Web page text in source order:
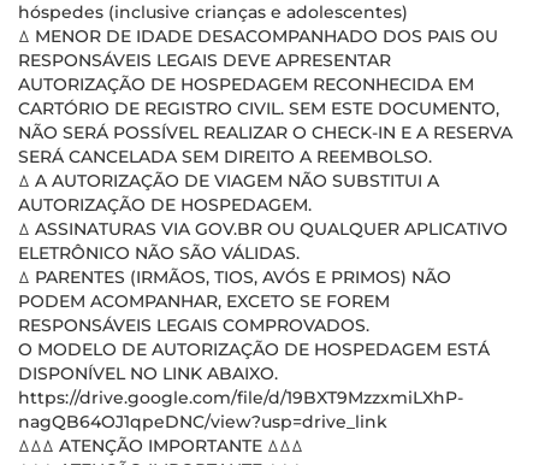
hóspedes (inclusive crianças e adolescentes)
ꕔ MENOR DE IDADE DESACOMPANHADO DOS PAIS OU
RESPONSÁVEIS LEGAIS DEVE APRESENTAR
AUTORIZAÇÃO DE HOSPEDAGEM RECONHECIDA EM
CARTÓRIO DE REGISTRO CIVIL. SEM ESTE DOCUMENTO,
NÃO SERÁ POSSÍVEL REALIZAR O CHECK-IN E A RESERVA
SERÁ CANCELADA SEM DIREITO A REEMBOLSO.
ꕔ A AUTORIZAÇÃO DE VIAGEM NÃO SUBSTITUI A
AUTORIZAÇÃO DE HOSPEDAGEM.
ꕔ ASSINATURAS VIA GOV.BR OU QUALQUER APLICATIVO
ELETRÔNICO NÃO SÃO VÁLIDAS.
ꕔ PARENTES (IRMÃOS, TIOS, AVÓS E PRIMOS) NÃO
PODEM ACOMPANHAR, EXCETO SE FOREM
RESPONSÁVEIS LEGAIS COMPROVADOS.
O MODELO DE AUTORIZAÇÃO DE HOSPEDAGEM ESTÁ
DISPONÍVEL NO LINK ABAIXO.
https://drive.google.com/file/d/19BXT9MzzxmiLXhP-
nagQB64OJ1qpeDNC/view?usp=drive_link
ꕔꕔꕔ ATENÇÃO IMPORTANTE ꕔꕔꕔ